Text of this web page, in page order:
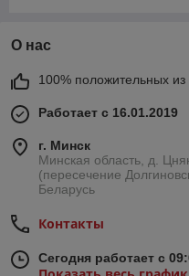
О нас
100% положительных из
Работает с 16.01.2019
г. Минск
Минская область, д.
(пересечение
Беларусь
Контакты
Сегодня работает с